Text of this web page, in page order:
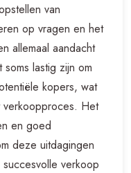
van
op vragen en het
allemaal aandacht
lastig zijn om
kopers, wat
verkoopproces. Het
en goed
deze uitdagingen
verkoop